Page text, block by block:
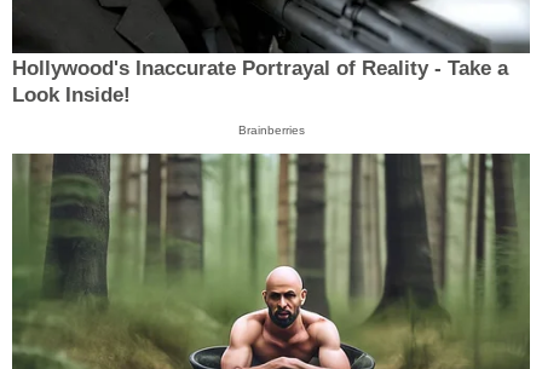
Hollywood's Inaccurate Portrayal of Reality - Take a
Look Inside!
Brainberries